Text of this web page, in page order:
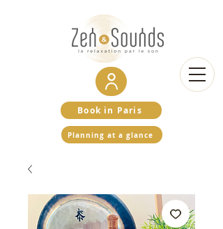
Book in Paris
Planning at a glance